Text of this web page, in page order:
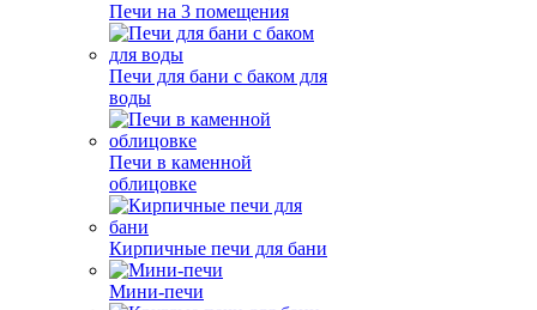
Печи на 3 помещения
Печи для бани с баком для
воды
Печи в каменной
облицовке
Кирпичные печи для бани
Мини-печи